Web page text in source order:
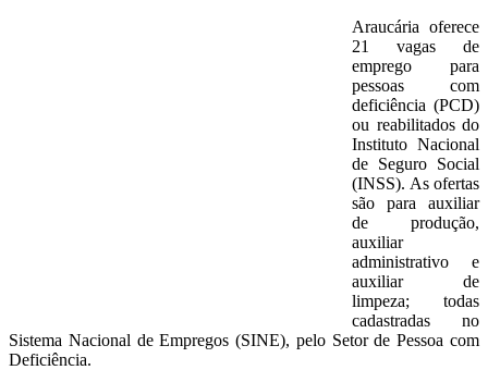
Araucária oferece
21 vagas de
emprego para
pessoas com
deficiência (PCD)
ou reabilitados do
Instituto Nacional
de Seguro Social
(INSS). As ofertas
são para auxiliar
de produção,
auxiliar
administrativo e
auxiliar de
limpeza; todas
cadastradas no
Sistema Nacional de Empregos (SINE), pelo Setor de Pessoa com
Deficiência.